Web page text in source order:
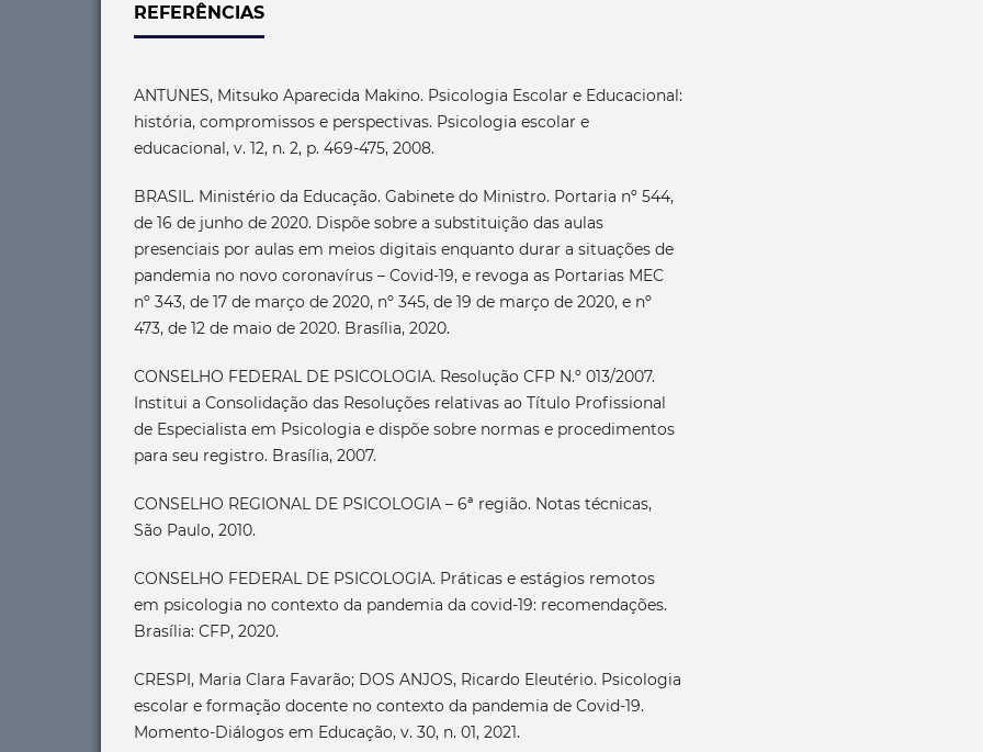
REFERÊNCIAS
ANTUNES, Mitsuko Aparecida Makino. Psicologia Escolar e Educacional:
história, compromissos e perspectivas. Psicologia escolar e
educacional, v. 12, n. 2, p. 469-475, 2008.
BRASIL. Ministério da Educação. Gabinete do Ministro. Portaria nº 544,
de 16 de junho de 2020. Dispõe sobre a substituição das aulas
presenciais por aulas em meios digitais enquanto durar a situações de
pandemia no novo coronavírus – Covid-19, e revoga as Portarias MEC
nº 343, de 17 de março de 2020, nº 345, de 19 de março de 2020, e nº
473, de 12 de maio de 2020. Brasília, 2020.
CONSELHO FEDERAL DE PSICOLOGIA. Resolução CFP N.º 013/2007.
Institui a Consolidação das Resoluções relativas ao Título Profissional
de Especialista em Psicologia e dispõe sobre normas e procedimentos
para seu registro. Brasília, 2007.
CONSELHO REGIONAL DE PSICOLOGIA – 6ª região. Notas técnicas,
São Paulo, 2010.
CONSELHO FEDERAL DE PSICOLOGIA. Práticas e estágios remotos
em psicologia no contexto da pandemia da covid-19: recomendações.
Brasília: CFP, 2020.
CRESPI, Maria Clara Favarão; DOS ANJOS, Ricardo Eleutério. Psicologia
escolar e formação docente no contexto da pandemia de Covid-19.
Momento-Diálogos em Educação, v. 30, n. 01, 2021.